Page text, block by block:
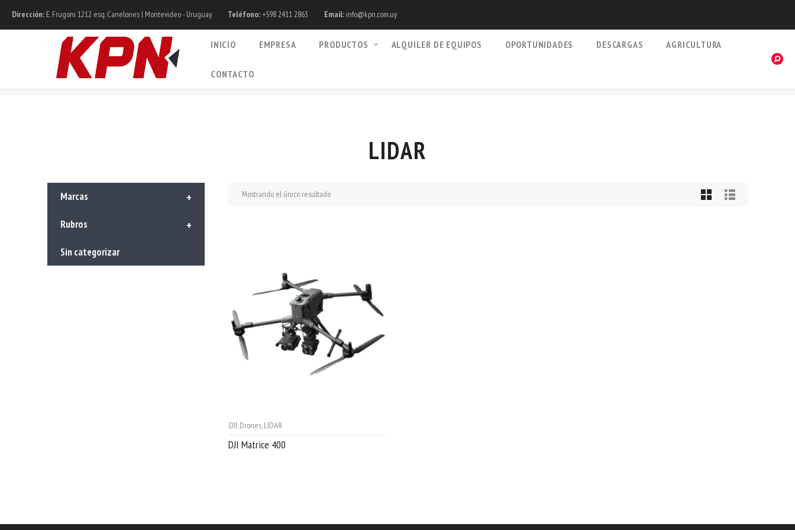
Dirección: E. Frugoni 1212 esq. Canelones | Montevideo - Uruguay Teléfono: +598 2411 2863 Email: info@kpn.com.uy
INICIO EMPRESA PRODUCTOS ALQUILER DE EQUIPOS OPORTUNIDADES DESCARGAS AGRICULTURA
CONTACTO
LIDAR
Mostrando el único resultado
DJI,Drones,LIDAR
DJI Matrice 400
+
Marcas
+
Rubros
Sin categorizar